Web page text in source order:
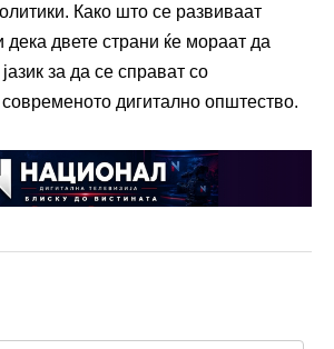
Како што се развиваат
дека двете страни ќе мораат да
за да се справат со
дигитално општество.